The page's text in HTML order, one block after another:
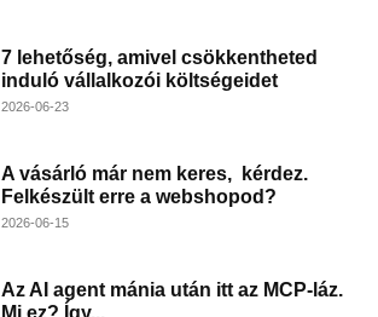
7 lehetőség, amivel csökkentheted
induló vállalkozói költségeidet
2026-06-23
A vásárló már nem keres, kérdez.
Felkészült erre a webshopod?
2026-06-15
Az AI agent mánia után itt az MCP-láz.